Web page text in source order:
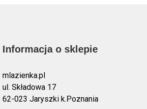
Informacja o sklepie
mlazienka.pl
ul. Składowa 17
62-023 Jaryszki k.Poznania